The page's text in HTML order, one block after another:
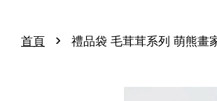
首頁 › 禮品袋 毛茸茸系列 萌熊畫